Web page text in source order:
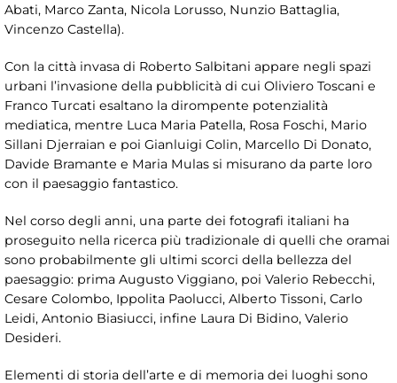
Abati, Marco Zanta, Nicola Lorusso, Nunzio Battaglia,
Vincenzo Castella).
Con la città invasa di Roberto Salbitani appare negli spazi
urbani l’invasione della pubblicità di cui Oliviero Toscani e
Franco Turcati esaltano la dirompente potenzialità
mediatica, mentre Luca Maria Patella, Rosa Foschi, Mario
Sillani Djerraian e poi Gianluigi Colin, Marcello Di Donato,
Davide Bramante e Maria Mulas si misurano da parte loro
con il paesaggio fantastico.
Nel corso degli anni, una parte dei fotografi italiani ha
proseguito nella ricerca più tradizionale di quelli che oramai
sono probabilmente gli ultimi scorci della bellezza del
paesaggio: prima Augusto Viggiano, poi Valerio Rebecchi,
Cesare Colombo, Ippolita Paolucci, Alberto Tissoni, Carlo
Leidi, Antonio Biasiucci, infine Laura Di Bidino, Valerio
Desideri.
Elementi di storia dell’arte e di memoria dei luoghi sono